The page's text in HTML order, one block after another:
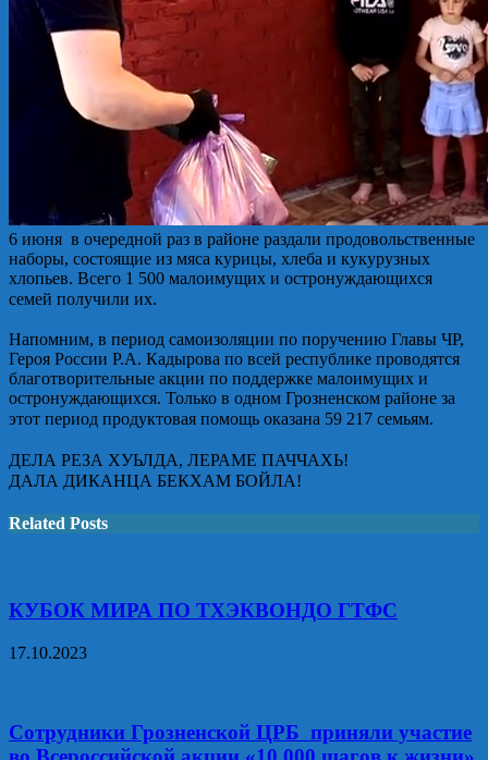
6 июня в очередной раз в районе раздали продовольственные
наборы, состоящие из мяса курицы, хлеба и кукурузных
хлопьев. Всего 1 500 малоимущих и остронуждающихся
семей получили их.⁣⁣⠀
Напомним, в период самоизоляции по поручению Главы ЧР,
Героя России Р.А. Кадырова по всей республике проводятся
благотворительные акции по поддержке малоимущих и
остронуждающихся. Только в одном Грозненском районе за
этот период продуктовая помощь оказана 59 217 семьям.⁣⁣⠀
ДЕЛА РЕЗА ХУЬЛДА, ЛЕРАМЕ ПАЧЧАХЬ!⁣⁣⠀
ДАЛА ДИКАНЦА БЕКХАМ БОЙЛА!⁣⁣⠀
Related Posts
КУБОК МИРА ПО ТХЭКВОНДО ГТФС
17.10.2023
Сотрудники Грозненской ЦРБ приняли участие